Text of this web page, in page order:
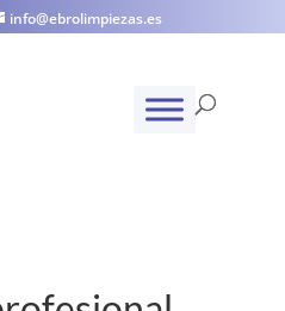
info@ebrolimpiezas.es